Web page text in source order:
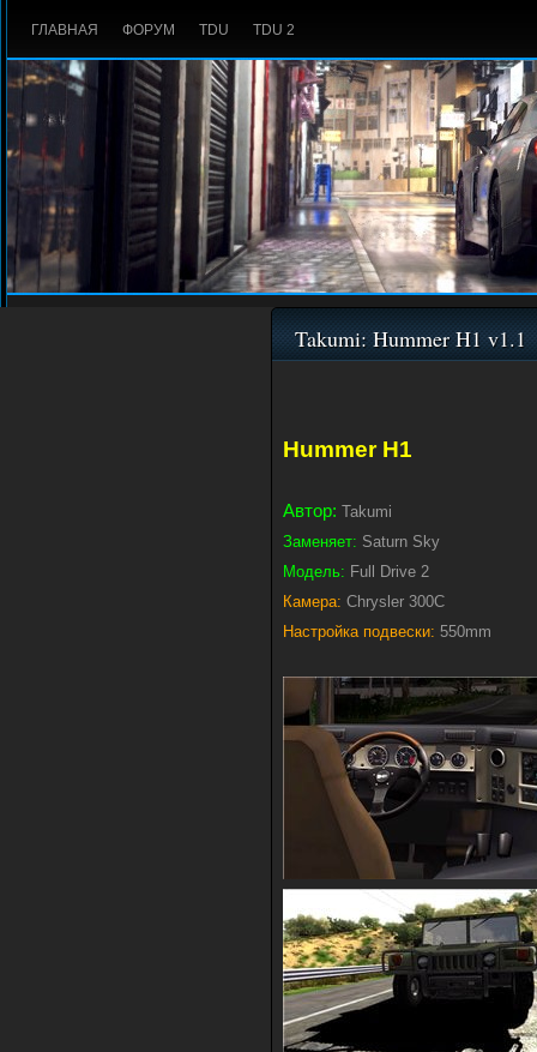
ГЛАВНАЯ ФОРУМ TDU TDU 2
Takumi: Hummer H1 v1.1
Hummer H1
Автор: Takumi
Заменяет: Saturn Sky
Модель: Full Drive 2
Камера: Chrysler 300C
Настройка подвески: 550mm